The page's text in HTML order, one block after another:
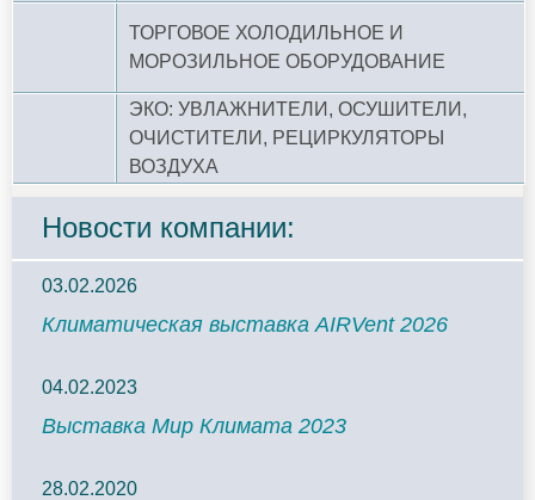
ТОРГОВОЕ ХОЛОДИЛЬНОЕ И
МОРОЗИЛЬНОЕ ОБОРУДОВАНИЕ
ЭКО: УВЛАЖНИТЕЛИ, ОСУШИТЕЛИ,
ОЧИСТИТЕЛИ, РЕЦИРКУЛЯТОРЫ
ВОЗДУХА
Новости компании:
03.02.2026
Климатическая выставка AIRVent 2026
04.02.2023
Выставка Мир Климата 2023
28.02.2020